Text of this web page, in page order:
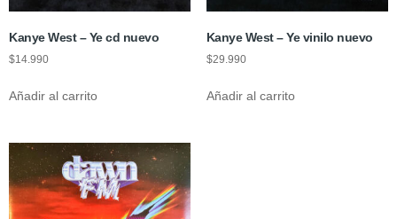
Kanye West – Ye cd nuevo
$14.990
Añadir al carrito
Kanye West – Ye vinilo nuevo
$29.990
Añadir al carrito